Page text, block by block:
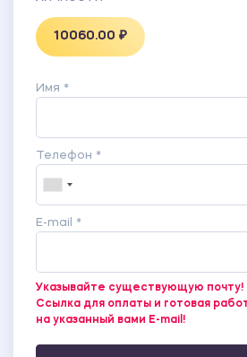
10060.00 ₽
Имя *
Телефон *
E-mail *
Указывайте существующую почту!
Ссылка для оплаты и готовая
на указанный вами E-mail!